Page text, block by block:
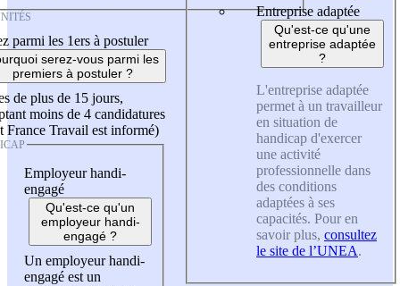
parmi les 1ers à postuler
serez-vous parmi les
premiers à postuler ?
de plus de 15 jours,
moins de 4 candidatures
France Travail est informé)
Employeur handi-
engagé
Qu'est-ce qu'un
employeur handi-
engagé ?
Un employeur handi-
engagé est un
Entreprise adaptée
Qu'est-ce qu'une
entreprise adaptée
?
L'entreprise adaptée
permet à un travailleur
en situation de
handicap d'exercer
une activité
professionnelle dans
des conditions
adaptées à ses
capacités. Pour en
savoir plus, consultez
le site de l’UNEA.